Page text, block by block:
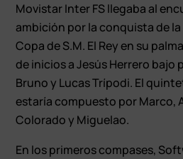
Movistar Inter FS llegaba al
ambición por la conquista de
Copa de S.M. El Rey en su
de inicios a Jesús Herrero bajo
Bruno y Lucas Trípodi. El
estaría compuesto por Marco,
Colorado y Miguelao.
En los primeros compases,